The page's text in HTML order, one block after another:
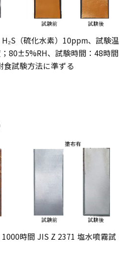
（硫化水素）10ppm、試験温
80±5%RH、試験時間：48時間
食試験方法に準ずる
時間 JIS Z 2371 塩水噴霧試